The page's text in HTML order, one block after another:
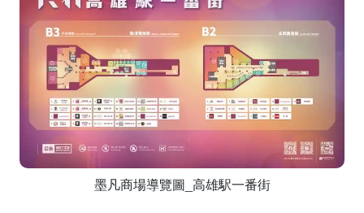
墨凡商場導覽圖_高雄駅一番街